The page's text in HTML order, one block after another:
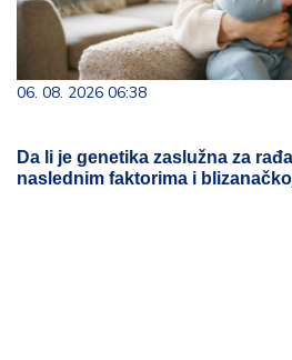
06. 08. 2026 06:38
Da li je genetika zaslužna za
naslednim faktorima i